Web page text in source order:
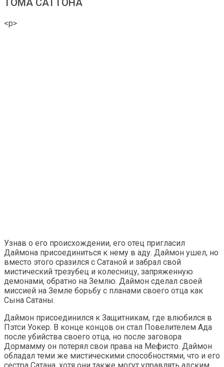
ТОМА САТТОНА
<р>
Узнав о его происхождении, его отец пригласил
Даймона присоединиться к нему в аду. Даймон ушел, но
вместо этого сразился с Сатаной и забрал свой
мистический трезубец и колесницу, запряженную
демонами, обратно на Землю. Даймон сделал своей
миссией на Земле борьбу с планами своего отца как
Сына Сатаны.
Даймон присоединился к Защитникам, где влюбился в
Пэтси Уокер. В конце концов он стал Повелителем Ада
после убийства своего отца, но после заговора
Дормамму он потерял свои права на Мефисто. Даймон
обладал теми же мистическими способностями, что и его